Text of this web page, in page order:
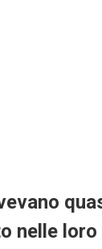
nelle